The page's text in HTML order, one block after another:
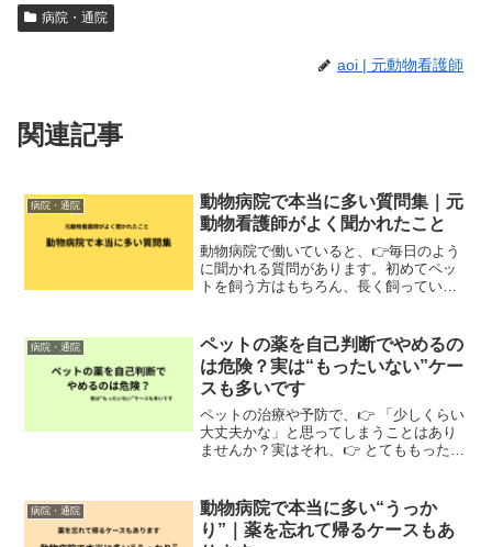
病院・通院
aoi | 元動物看護師
関連記事
病院・通院
動物病院で本当に多い質問集｜元
動物看護師がよく聞かれたこと
動物病院で働いていると、👉毎日のよう
に聞かれる質問があります。初めてペッ
トを飼う方はもちろん、長く飼っている
かれた質問をまとめました。「どうやっ
て薬を飲ませればいいです...
病院・通院
ペットの薬を自己判断でやめるの
は危険？実は“もったいない”ケー
スも多いです
ペットの治療や予防で、👉 「少しくらい
大丈夫かな」と思ってしまうことはあり
ませんか？実はそれ、👉 とてももったい
てしまう・期間を守らない・数回だけで
終わるといったケース...
病院・通院
動物病院で本当に多い“うっか
り”｜薬を忘れて帰るケースもあ